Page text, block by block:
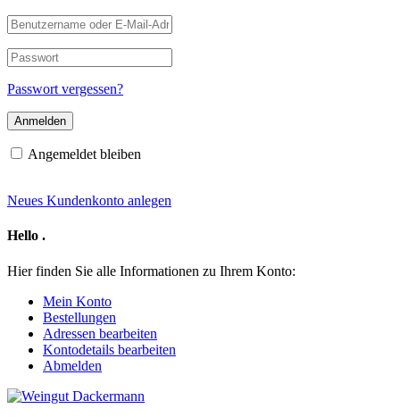
Benutzername
oder
E-
Mail-
Adresse
Passwort
Passwort vergessen?
Angemeldet bleiben
Neues Kundenkonto anlegen
Hello .
Hier finden Sie alle Informationen zu Ihrem Konto:
Mein Konto
Bestellungen
Adressen bearbeiten
Kontodetails bearbeiten
Abmelden